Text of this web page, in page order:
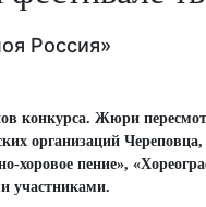
Россия»
конкурса. Жюри
организаций Череповца,
хоровое пение»,
участниками.